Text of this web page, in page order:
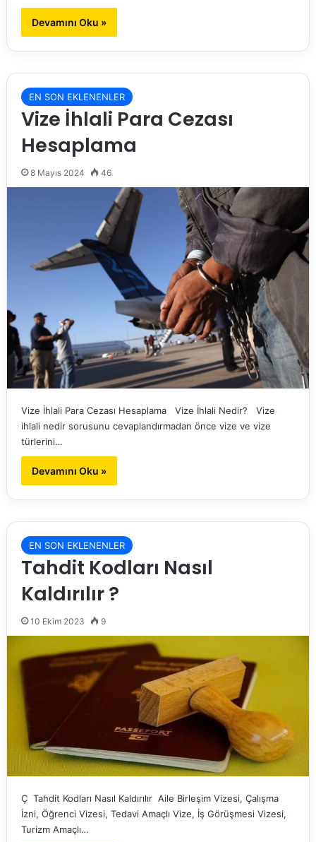
Devamını Oku »
EN SON EKLENENLER
Vize İhlali Para Cezası
Hesaplama
8 Mayıs 2024 46
Vize İhlali Para Cezası Hesaplama Vize İhlali Nedir? Vize
ihlali nedir sorusunu cevaplandırmadan önce vize ve vize
türlerini…
Devamını Oku »
EN SON EKLENENLER
Tahdit Kodları Nasıl
Kaldırılır ?
10 Ekim 2023 9
Ç Tahdit Kodları Nasıl Kaldırılır Aile Birleşim Vizesi, Çalışma
İzni, Öğrenci Vizesi, Tedavi Amaçlı Vize, İş Görüşmesi Vizesi,
Turizm Amaçlı…